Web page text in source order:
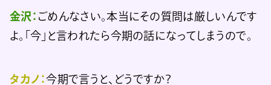
金沢： ごめんなさい。本当にその質問は厳しいんです
よ。「今」と言われたら今期の話になってしまうので。
タカノ：今期で言うと、どうですか？